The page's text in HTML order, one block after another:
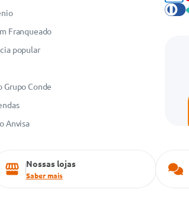
Franqueado
popular
Grupo Conde
Anvisa
Nossas lojas
Saber mais